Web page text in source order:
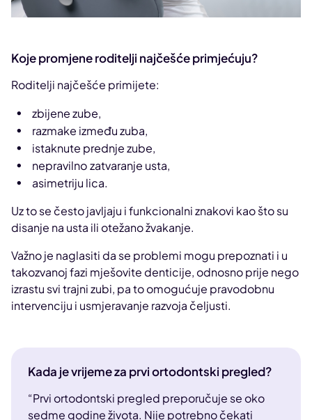
Koje promjene roditelji najčešće primjećuju?
Roditelji najčešće primijete:
zbijene zube,
razmake između zuba,
istaknute prednje zube,
nepravilno zatvaranje usta,
asimetriju lica.
Uz to se često javljaju i funkcionalni znakovi kao što su
disanje na usta ili otežano žvakanje.
Važno je naglasiti da se problemi mogu prepoznati i u
takozvanoj fazi mješovite denticije, odnosno prije nego
izrastu svi trajni zubi, pa to omogućuje pravodobnu
intervenciju i usmjeravanje razvoja čeljusti.
Kada je vrijeme za prvi ortodontski pregled?
“Prvi ortodontski pregled preporučuje se oko
sedme godine života. Nije potrebno čekati